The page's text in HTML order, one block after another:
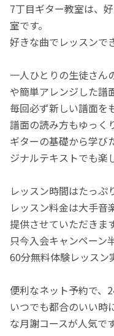
7丁目ギター教室は、
室です。
好きな曲でレッスンで
一人ひとりの生徒さん
や簡単アレンジした譜
毎回必ず新しい譜面を
譜面の読み方もゆっく
ギターの基礎から学び
ジナルテキストでも楽
レッスン時間はたっぷ
レッスン料金は大手音
提供させていただきます
只今入会キャンペーン
60分無料体験レッスン
便利なネット予約で、
いつでも都合のいい時
な月謝コースが人気です